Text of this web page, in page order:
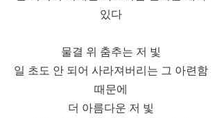
있다
물결 위 춤추는 저 빛
일 초도 안 되어 사라져버리는 그 아련함
때문에
더 아름다운 저 빛